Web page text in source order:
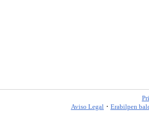
Aviso Legal · Erabilpen